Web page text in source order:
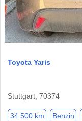
Toyota Yaris
Stuttgart, 70374
34.500 km Benzin